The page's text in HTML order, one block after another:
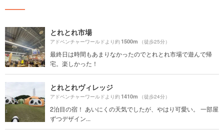
とれとれ市場
アドベンチャーワールドより約1500m （徒歩25分）
最終日は時間もあまりなかったのでとれとれ市場で遊んで帰
宅。楽しかった！
とれとれヴィレッジ
アドベンチャーワールドより約1410m （徒歩24分）
2泊目の宿！ あいにくの天気でしたが、やはり可愛い。 一部屋
ずつデザイン...